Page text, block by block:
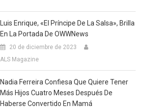
Luis Enrique, «El Príncipe De La Salsa», Brilla
En La Portada De OWWNews
20 de diciembre de 2023
ALS Magazine
Nadia Ferreira Confiesa Que Quiere Tener
Más Hijos Cuatro Meses Después De
Haberse Convertido En Mamá